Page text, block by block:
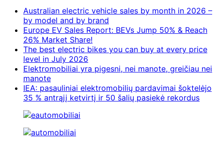
Australian electric vehicle sales by month in 2026 –
by model and by brand
Europe EV Sales Report: BEVs Jump 50% & Reach
26% Market Share!
The best electric bikes you can buy at every price
level in July 2026
Elektromobiliai yra pigesni, nei manote, greičiau nei
manote
IEA: pasauliniai elektromobilių pardavimai šoktelėjo
35 % antrąjį ketvirtį ir 50 šalių pasiekė rekordus